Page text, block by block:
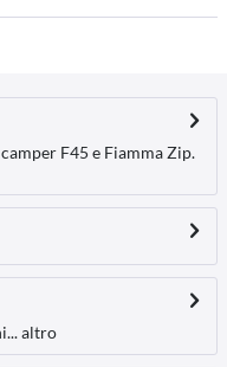
F45 e Fiamma Zip.
altro